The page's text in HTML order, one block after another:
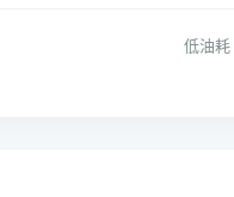
低油耗